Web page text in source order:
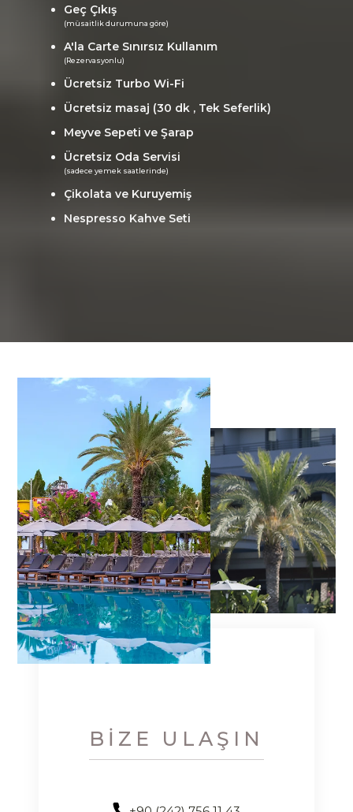
Geç Çıkış
(müsaitlik durumuna göre)
A'la Carte Sınırsız Kullanım
(Rezervasyonlu)
Ücretsiz Turbo Wi-Fi
Ücretsiz masaj (30 dk , Tek Seferlik)
Meyve Sepeti ve Şarap
Ücretsiz Oda Servisi
(sadece yemek saatlerinde)
Çikolata ve Kuruyemiş
Nespresso Kahve Seti
BIZE ULAŞIN